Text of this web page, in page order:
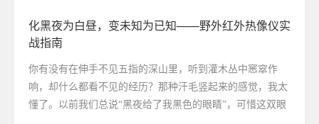
化黑夜为白昼，变未知为已知——野外红外热像仪实
战指南
你有没有在伸手不见五指的深山里，听到灌木丛中窸窣作
响，却什么都看不见的经历？那种汗毛竖起来的感觉，我太
懂了。以前我们总说“黑夜给了我黑色的眼睛”，可惜这双眼